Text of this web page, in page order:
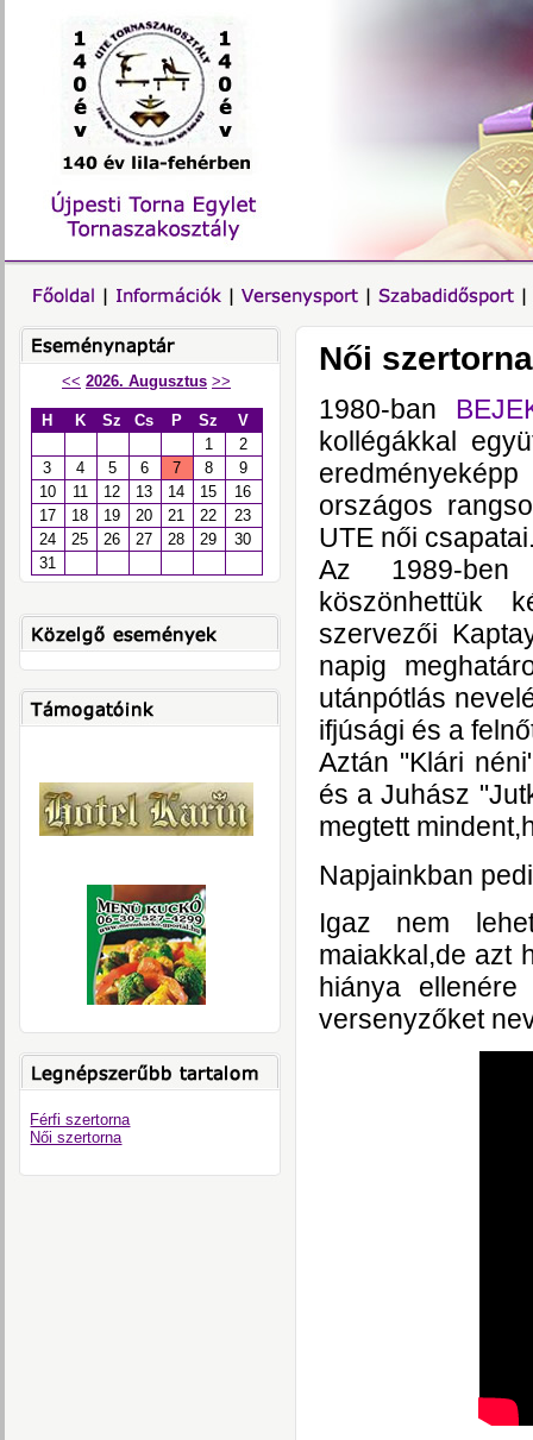
<< 2026. Augusztus >>
H K Sz Cs P Sz
V
1
2
3
4 5 6 7 8
9
10
11 12 13 14 15
16
17
18 19 20 21 22
23
24
25 26 27 28 29
30
31
Férfi szertorna
Női szertorna
Női szertorna
1980-ban
kollégákkal
országos
UTE női
Az 1989-ben
köszönhettük
szervezői
napig
utánpótlás
ifjúsági és a
Aztán "Klári
és a Juhász
megtett
Napjainkban
Igaz nem
maiakkal,de azt
hiánya
versenyzőket